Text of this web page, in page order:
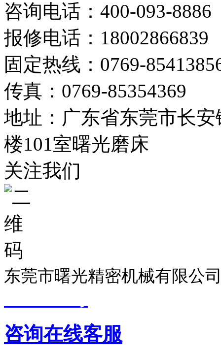
咨询电话：400-093-8886
报修电话：18002866839
固定热线：0769-
传真：0769-85354369
地址：广东省东莞市长
楼101室曙光磨床
关注我们
东莞市曙光精密机械有限公
咨询在线客服